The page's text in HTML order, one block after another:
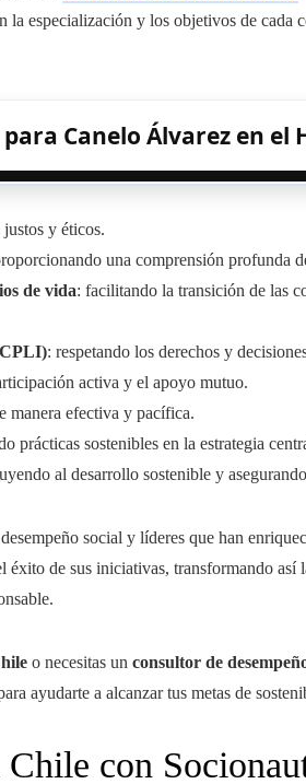
especialización y los objetivos de cada
Canelo Álvarez en el
justos y éticos.
una comprensión profunda
de vida: facilitando la transición de las
: respetando los derechos y
activa y el apoyo mutuo.
manera efectiva y pacífica.
prácticas sostenibles en la estrategia
al desarrollo sostenible y
social y líderes que han
éxito de sus iniciativas, transformando así
o necesitas un consultor de
ayudarte a alcanzar tus metas de
Chile con